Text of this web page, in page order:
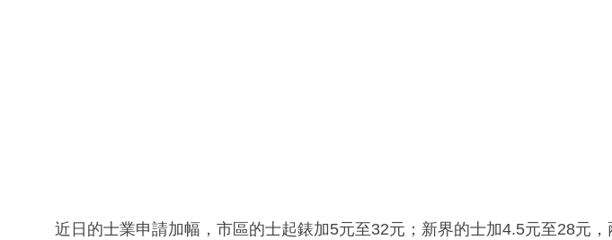
近日的士業申請加幅，市區的士起錶加5元至32元；新界的士加4.5元至28元